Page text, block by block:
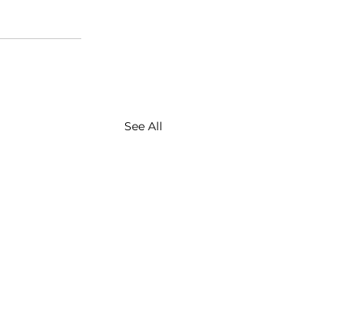
See All